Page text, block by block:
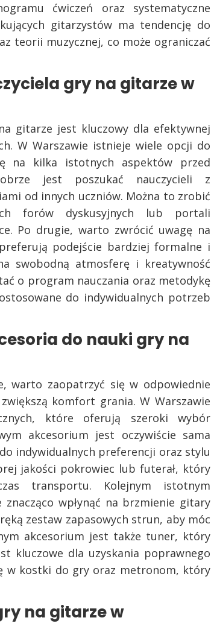
ćwiczeń oraz systematyczne
gitarzystów ma tendencję do
teorii muzycznej, co może ograniczać
gry na gitarze w
gitarze jest kluczowy dla efektywnej
W Warszawie istnieje wiele opcji do
na kilka istotnych aspektów przed
jest poszukać nauczycieli z
od innych uczniów. Można to zrobić
forów dyskusyjnych lub portali
Po drugie, warto zwrócić uwagę na
podejście bardziej formalne i
swobodną atmosferę i kreatywność
o program nauczania oraz metodykę
do indywidualnych potrzeb
do nauki gry na
warto zaopatrzyć się w odpowiednie
komfort grania. W Warszawie
które oferują szeroki wybór
akcesorium jest oczywiście sama
indywidualnych preferencji oraz stylu
jakości pokrowiec lub futerał, który
transportu. Kolejnym istotnym
wpłynąć na brzmienie gitary
zestaw zapasowych strun, aby móc
akcesorium jest także tuner, który
kluczowe dla uzyskania poprawnego
w kostki do gry oraz metronom, który
na gitarze w